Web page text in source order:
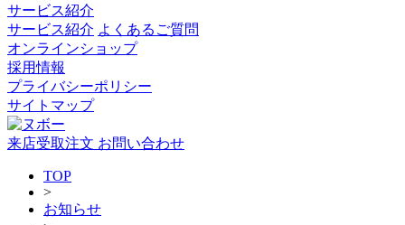
サービス紹介
サービス紹介 よくあるご質問
オンラインショップ
採用情報
プライバシーポリシー
サイトマップ
来店受取注文 お問い合わせ
TOP
>
お知らせ